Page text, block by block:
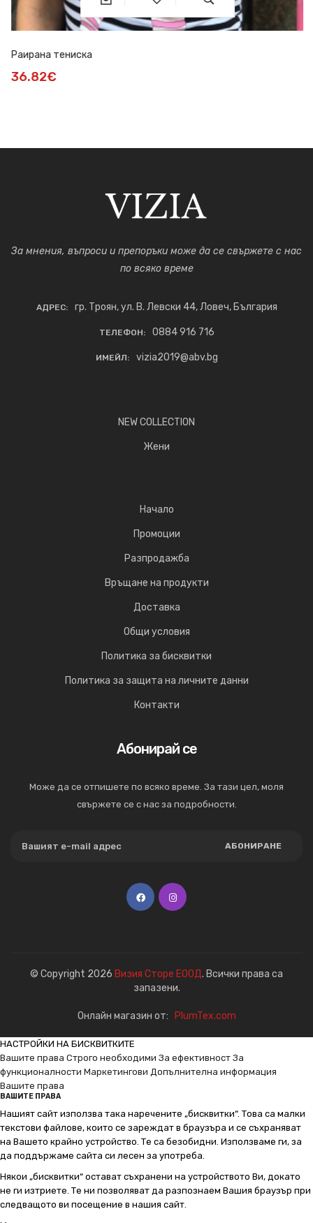
Раирана тениска
36.82€
За мнения, въпроси и препоръки може да се свържете с нас
по всяко време
АДРЕС: гр. Троян, ул. В. Левски 44, Ловеч, България
ТЕЛЕФОН: 0884 916 716
ИМЕЙЛ: vizia2019@abv.bg
NEW COLLECTION
Жени
Начало
Промоции
Разпродажба
Връщане на продукти
Доставка
Общи условия
Политика за бисквитки
Политика за защита на личните данни
Контакти
Абонирай се
Може да се отпишете по всяко време. За тази цел, моля
свържете се с нас за подробности.
АБОНИРАНЕ
© Copyright 2026 Визия Сторе ЕООД. Всички права са
запазени.
Онлайн магазин от: PlumTex.com
НАСТРОЙКИ НА БИСКВИТКИТЕ
Вашите права Строго необходими За ефективност За
функционалности Маркетингови Допълнителна информация
Вашите права
ВАШИТЕ ПРАВА
Нашият сайт използва така наречените „бисквитки“. Това са малки
текстови файлове, които се зареждат в браузъра и се съхраняват
на Вашето крайно устройство. Те са безобидни. Използваме ги, за
да поддържаме сайта си лесен за употреба.
Някои „бисквитки“ остават съхранени на устройството Ви, докато
не ги изтриете. Те ни позволяват да разпознаем Вашия браузър при
следващото ви посещение в нашия сайт.